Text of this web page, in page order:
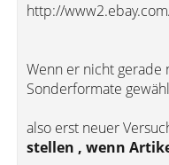
http://
Wenn er nicht gerade
Sonderformate
also erst neuer
stellen , wenn